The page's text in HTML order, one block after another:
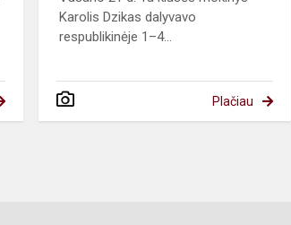
Karolis Dzikas dalyvavo
respublikinėje 1–4...
Plačiau